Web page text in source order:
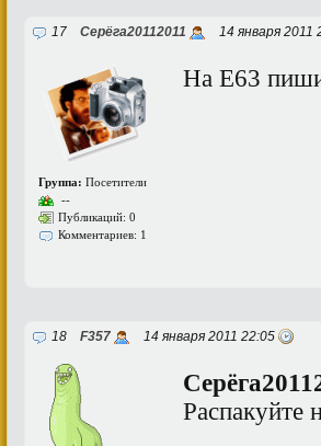
17 Серёга20112011 14 января 2011
Группа: Посетители
--
Публикаций: 0
Комментариев: 1
На Е63
18 F357 14 января 2011 22:05